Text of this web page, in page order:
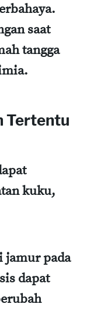
saat
tangga
Tertentu
kuku,
jamur pada
dapat